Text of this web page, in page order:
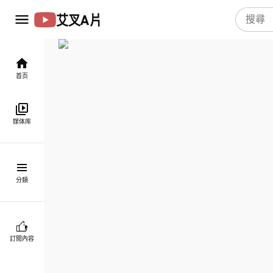
艾叉A片
首页
媒体库
分類
訂閱內容